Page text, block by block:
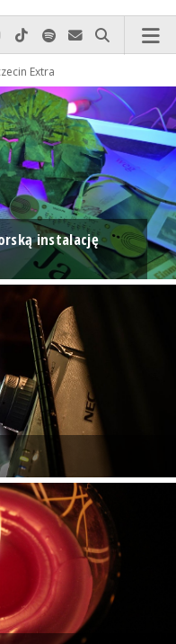
do nas zadzwoń
nas na Facebook-u
nas na X
Odwiedź nas na Instagram-ie
Odwiedź nas na TikTok-u
Szukaj nas na Spotify
Wyślij do nas
Szukaj
Extra
instalację